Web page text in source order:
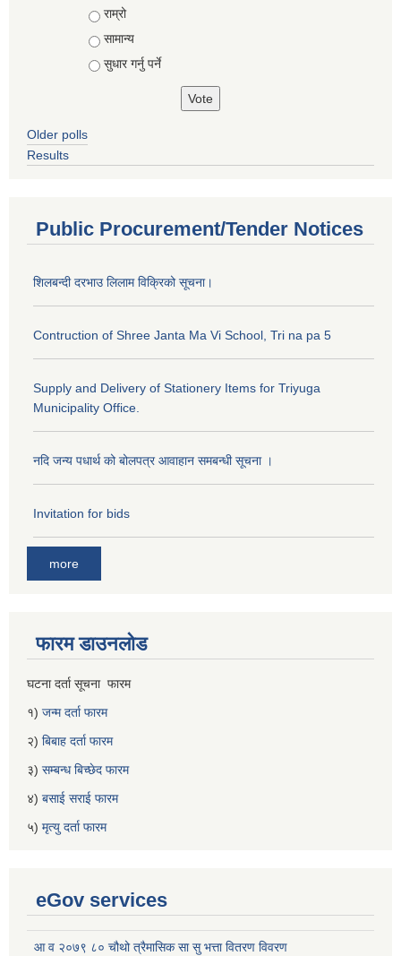
राम्रो
सामान्य
सुधार गर्नु पर्ने
Older polls
Results
Public Procurement/Tender Notices
शिलबन्दी दरभाउ लिलाम विक्रिको सूचना।
Contruction of Shree Janta Ma Vi School, Tri na pa 5
Supply and Delivery of Stationery Items for Triyuga
Municipality Office.
नदि जन्य पधार्थ को बोलपत्र आवाहान समबन्धी सूचना ।
Invitation for bids
more
फारम डाउनलोड
घटना दर्ता सूचना फारम
१) जन्म दर्ता फारम
२) बिबाह दर्ता फारम
३) सम्बन्ध बिच्छेद फारम
४) बसाई सराई फारम
५) मृत्यु दर्ता फारम
eGov services
आ व २०७९ ८० चौथो त्रैमासिक सा सु भत्ता वितरण विवरण